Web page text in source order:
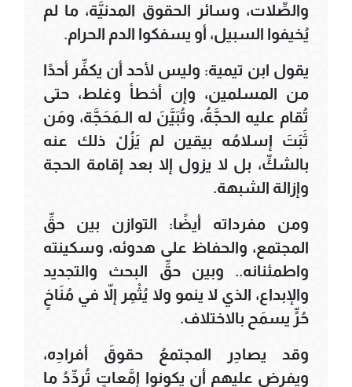
والصِّلات، وسائر الحقوق المدنيَّة، ما لم
يُخيفوا السبيل، أو يسفكوا الدم الحرام.
يقول ابن تيمية: وليس لأحد أن يكفِّر أحدًا
من المسلمين، وإن أخطأ وغلط، حتى
تُقام عليه الحجَّةُ، وتُبَيَّنَ له الـمَحَجَّة، ومَن
ثَبَتَ إسلامُه بيقين لم يَزُلْ ذلك عنه
بالشكِّ، بل لا يزول إلا بعد إقامة الحجة
وإزالة الشبهة.
ومن مفرداته أيضًا: التوازن بين حقِّ
المجتمع، والحفاظ على هدوئه، وسكينته
واطمئنانه.. وبين حقِّ البحث والتجديد
والإبداع، الذي لا ينمو ولا يُثْمِر إلاّ في مُنَاخٍ
حُرٍّ يسمَح بالاختلاف.
وقد يصادِر المجتمعُ حقوقَ أفرادِه،
ويفرِض عليهم أن يكونوا إمَّعاتٍ تُردِّدُ ما